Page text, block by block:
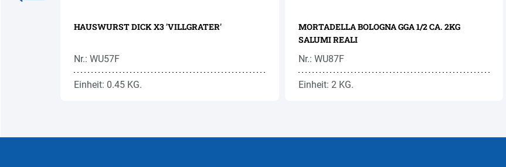
HAUSWURST DICK X3 'VILLGRATER'
Nr.: WU57F
Einheit: 0.45 KG.
MORTADELLA BOLOGNA GGA 1/2 CA. 2KG
SALUMI REALI
Nr.: WU87F
Einheit: 2 KG.